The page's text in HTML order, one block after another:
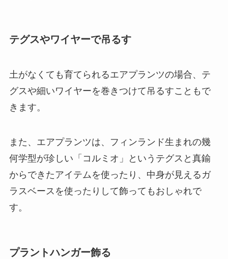
テグスやワイヤーで吊るす
土がなくても育てられるエアプランツの場合、テ
グスや細いワイヤーを巻きつけて吊るすこともで
きます。
また、 エアプランツは、フィンランド生まれの幾
何学型が珍しい「コルミオ」というテグスと真鍮
からできたアイテムを使ったり、中身が見えるガ
ラスベースを使ったりして飾ってもおしゃれで
す。
プラントハンガー飾る